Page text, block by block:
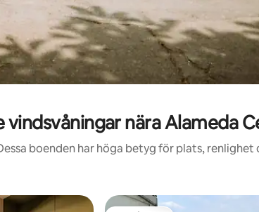
vindsvåningar nära Alameda
boenden har höga betyg för plats, renlighet